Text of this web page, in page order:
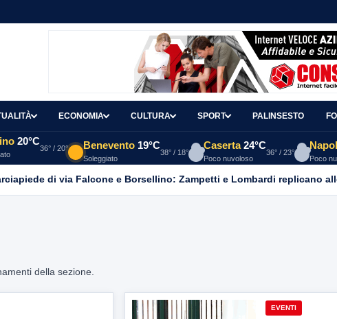
ECONOMIA CULTURA SPORT PALINSESTO
20°C
36° / 20° Benevento 19°C
Soleggiato
38° / 18°
Caserta 24°C
Poco nuvoloso
36° / 23°
Poco
di via Falcone e Borsellino: Zampetti e Lombardi replicano
della sezione.
EVENTI